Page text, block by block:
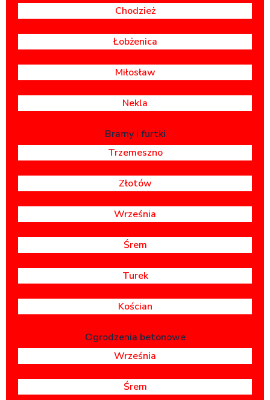
Chodzież
Łobżenica
Miłosław
Nekla
Bramy i furtki
Trzemeszno
Złotów
Września
Śrem
Turek
Kościan
Ogrodzenia betonowe
Września
Śrem